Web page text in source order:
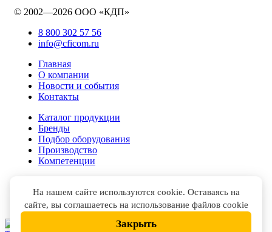
© 2002—2026 ООО «КДП»
8 800 302 57 56
info@cficom.ru
Главная
О компании
Новости и события
Контакты
Каталог продукции
Бренды
Подбор оборудования
Производство
Компетенции
НАПИСАТЬ В
На нашем сайте используются cookie. Оставаясь на
сайте, вы соглашаетесь на использование файлов cookie
Закрыть